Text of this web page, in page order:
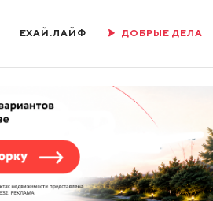
ЕХАЙ.ЛАЙФ ДОБРЫЕ ДЕЛА